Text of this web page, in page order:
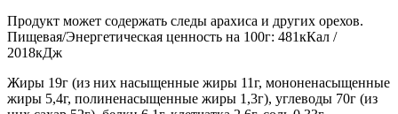
Продукт может содержать следы арахиса и других орехов.
Пищевая/Энергетическая ценность на 100г: 481кКал /
2018кДж
Жиры 19г (из них насыщенные жиры 11г, мононенасыщенные
жиры 5,4г, полиненасыщенные жиры 1,3г), углеводы 70г (из